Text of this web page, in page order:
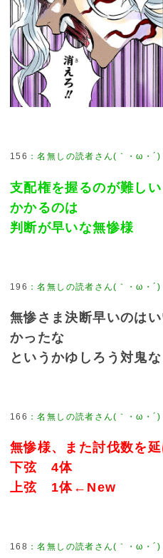
156 ：名無しの読者さん(｀・ω・´)
支配権を握るのが難し
かかるのは
判断が早いな無惨様
196 ：名無しの読者さん(｀・ω・´)
無惨さま決断早いのは
かったな
というかゆしろう対鬼
166 ：名無しの読者さん(｀・ω・´)
無惨様、また討伐数を
下弦 4体
上弦 1体←New
168 ：名無しの読者さん(｀・ω・´)